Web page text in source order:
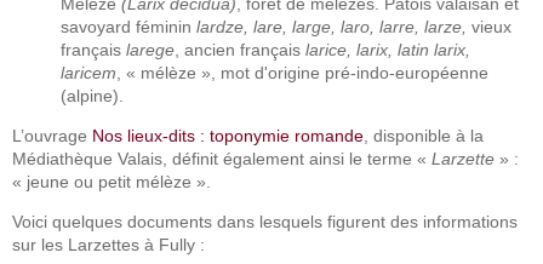
savoyard féminin lardze, lare, large, laro, larre, larze, vieux
français larege , ancien français larice, larix, latin larix,
laricem , « mélèze », mot d'origine pré-indo-européenne
(alpine).
L’ouvrage Nos lieux-dits : toponymie romande , disponible à la
Médiathèque Valais, définit également ainsi le terme « Larzette » :
« jeune ou petit mélèze ».
Voici quelques documents dans lesquels figurent des informations
sur les Larzettes à Fully :